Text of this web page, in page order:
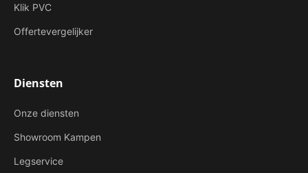
Klik PVC
Offertevergelijker
Diensten
Onze diensten
Showroom Kampen
Legservice